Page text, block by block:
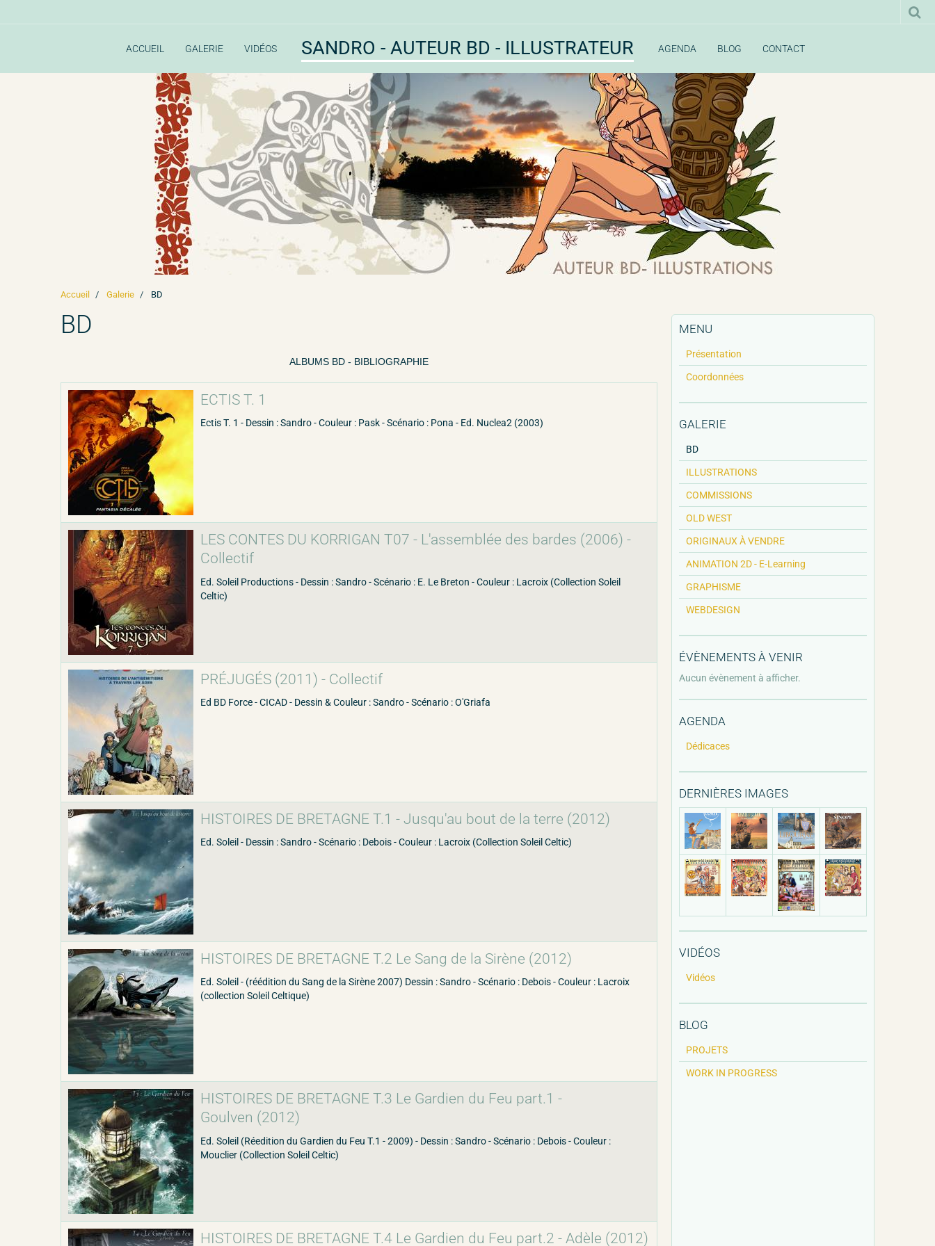
ACCUEIL GALERIE VIDÉOS SANDRO - AUTEUR BD - ILLUSTRATEUR AGENDA BLOG CONTACT
Accueil Galerie BD
BD
ALBUMS BD - BIBLIOGRAPHIE
ECTIS T. 1
Ectis T. 1 - Dessin : Sandro - Couleur : Pask - Scénario : Pona - Ed. Nuclea2 (2003)
LES CONTES DU KORRIGAN T07 - L'assemblée des bardes (2006) -
Collectif
Ed. Soleil Productions - Dessin : Sandro - Scénario : E. Le Breton - Couleur : Lacroix (Collection Soleil
Celtic)
PRÉJUGÉS (2011) - Collectif
Ed BD Force - CICAD - Dessin & Couleur : Sandro - Scénario : O'Griafa
HISTOIRES DE BRETAGNE T.1 - Jusqu'au bout de la terre (2012)
Ed. Soleil - Dessin : Sandro - Scénario : Debois - Couleur : Lacroix (Collection Soleil Celtic)
HISTOIRES DE BRETAGNE T.2 Le Sang de la Sirène (2012)
Ed. Soleil - (réédition du Sang de la Sirène 2007) Dessin : Sandro - Scénario : Debois - Couleur : Lacroix
(collection Soleil Celtique)
HISTOIRES DE BRETAGNE T.3 Le Gardien du Feu part.1 -
Goulven (2012)
Ed. Soleil (Réedition du Gardien du Feu T.1 - 2009) - Dessin : Sandro - Scénario : Debois - Couleur :
Mouclier (Collection Soleil Celtic)
HISTOIRES DE BRETAGNE T.4 Le Gardien du Feu part.2 - Adèle (2012)
MENU
Présentation
Coordonnées
GALERIE
BD
ILLUSTRATIONS
COMMISSIONS
OLD WEST
ORIGINAUX À VENDRE
ANIMATION 2D - E-Learning
GRAPHISME
WEBDESIGN
ÉVÈNEMENTS À VENIR
Aucun évènement à afficher.
AGENDA
Dédicaces
DERNIÈRES IMAGES
VIDÉOS
Vidéos
BLOG
PROJETS
WORK IN PROGRESS